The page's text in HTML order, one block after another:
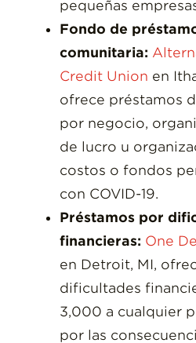
pequeñas
Fondo de
comunitaria:
Credit Union en
ofrece préstamos
por negocio,
de lucro u
costos o fondos
con COVID-19.
Préstamos por
financieras: One
en Detroit, MI,
dificultades
3,000 a cualquier
por las